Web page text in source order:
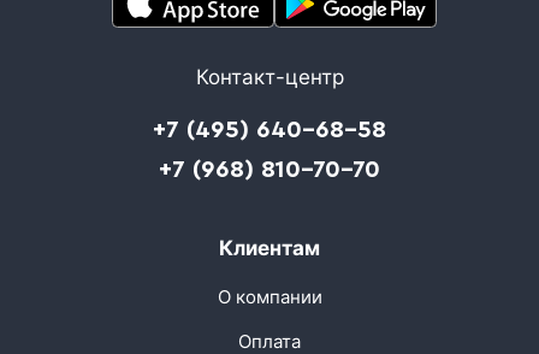
Контакт-центр
+7 (495) 640-68-58
+7 (968) 810-70-70
Клиентам
О компании
Оплата